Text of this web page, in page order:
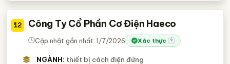
12 Công Ty Cổ Phần Cơ Điện Haeco
Cập nhật gần nhất: 1/7/2026 Xác thực ?
NGÀNH: thiết bị cách điện đứng